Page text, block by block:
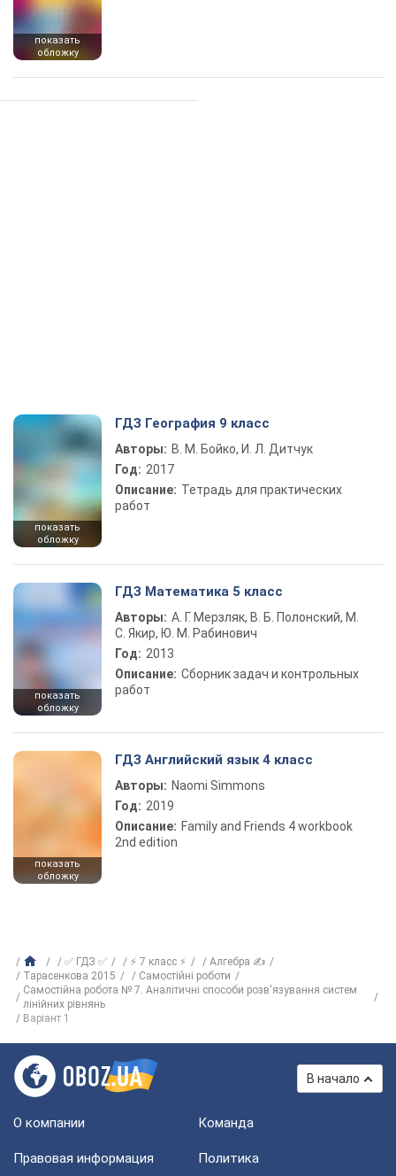
показать
обложку
показать
обложку
ГДЗ География 9 класс
Авторы: В. М. Бойко, И. Л. Дитчук
Год: 2017
Описание: Тетрадь для практических
работ
показать
обложку
ГДЗ Математика 5 класс
Авторы: А. Г. Мерзляк, В. Б. Полонский, М.
С. Якир, Ю. М. Рабинович
Год: 2013
Описание: Сборник задач и контрольных
работ
показать
обложку
ГДЗ Английский язык 4 класс
Авторы: Naomi Simmons
Год: 2019
Описание: Family and Friends 4 workbook
2nd edition
✅ ГДЗ ✅ ⚡ 7 класс ⚡
Алгебра ✍
Тарасенкова 2015
Самостійні роботи
Самостійна робота № 7. Аналітичні способи розв'язування систем
лінійних рівнянь
Варіант 1
В начало
О компании Команда
Правовая информация
Политика